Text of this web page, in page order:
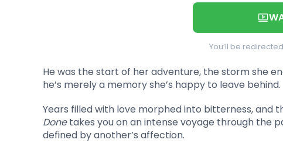
You’ll be
He was the start of her adventure, the storm she
he’s merely a memory she’s happy to leave behind.
Years filled with love morphed into bitterness, and
Donetakes you on an intense voyage through the
defined by another’s affection.